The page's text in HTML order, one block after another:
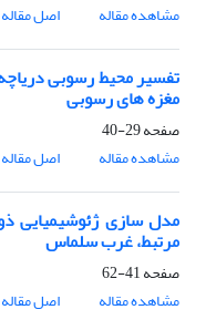
مشاهده مقاله
اصل مقاله
تفسیر محیط رسوبی
مغزه های رسوبی
صفحه29-40
مشاهده مقاله
اصل مقاله
مدل سازی ژئوشیمیایی
مرتبط، غرب سلماس
صفحه41-62
مشاهده مقاله
اصل مقاله